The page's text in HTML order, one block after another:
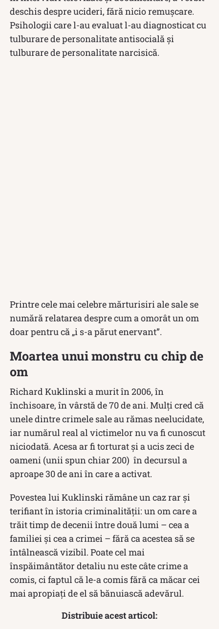
deschis despre ucideri, fără nicio remușcare.
Psihologii care l-au evaluat l-au diagnosticat cu
tulburare de personalitate antisocială și
tulburare de personalitate narcisică.
Printre cele mai celebre mărturisiri ale sale se
numără relatarea despre cum a omorât un om
doar pentru că „i s-a părut enervant”.
Moartea unui monstru cu chip de
om
Richard Kuklinski a murit în 2006, în
închisoare, în vârstă de 70 de ani. Mulți cred că
unele dintre crimele sale au rămas neelucidate,
iar numărul real al victimelor nu va fi cunoscut
niciodată. Acesa ar fi torturat şi a ucis zeci de
oameni (unii spun chiar 200) în decursul a
aproape 30 de ani în care a activat.
Povestea lui Kuklinski rămâne un caz rar și
terifiant în istoria criminalității: un om care a
trăit timp de decenii între două lumi – cea a
familiei și cea a crimei – fără ca acestea să se
întâlnească vizibil. Poate cel mai
înspăimântător detaliu nu este câte crime a
comis, ci faptul că le-a comis fără ca măcar cei
mai apropiați de el să bănuiască adevărul.
Distribuie acest articol: